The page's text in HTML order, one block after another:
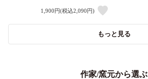
1,900円(税込2,090円)
もっと見る
作家/窯元から選ぶ